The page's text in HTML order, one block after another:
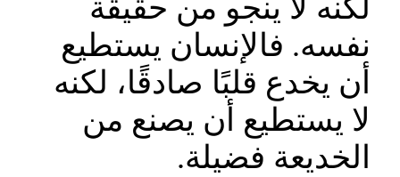
لكنه لا ينجو من حقيقة
نفسه. فالإنسان يستطيع
أن يخدع قلبًا صادقًا، لكنه
لا يستطيع أن يصنع من
الخديعة فضيلة.